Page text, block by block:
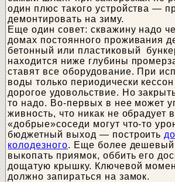
один плюс такого устройства —
демонтировать на зиму.
Еще один совет: скважину надо
домах постоянного проживания
бетонный или пластиковый
находится ниже глубины
ставят все оборудование. При
воды только периодически
дорогое удовольствие. Но
то надо. Во-первых в нее может
живность, что никак не обрадует
«добрые»соседи могут что-то
бюджетный выход — построить
колодезного. Еще более
выкопать приямок, оббить его
дощатую крышку. Ключевой
должно запираться на замок.